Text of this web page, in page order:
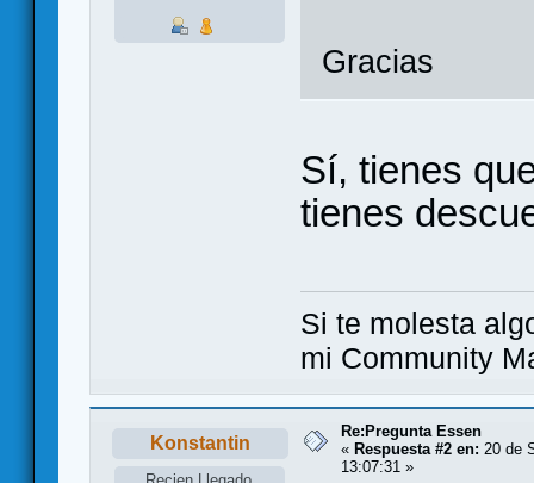
Gracias
Sí, tienes
tienes
Si te molesta
mi Community
Konstantin
Re:Pregunta Essen
« Respuesta #2 en: 20 de
13:07:31 »